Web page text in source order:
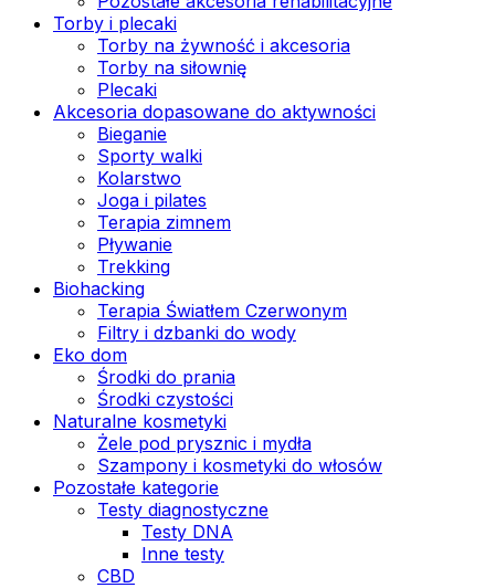
Torby i plecaki
Torby na żywność i akcesoria
Torby na siłownię
Plecaki
Akcesoria dopasowane do aktywności
Bieganie
Sporty walki
Kolarstwo
Joga i pilates
Terapia zimnem
Pływanie
Trekking
Biohacking
Terapia Światłem Czerwonym
Filtry i dzbanki do wody
Eko dom
Środki do prania
Środki czystości
Naturalne kosmetyki
Żele pod prysznic i mydła
Szampony i kosmetyki do włosów
Pozostałe kategorie
Testy diagnostyczne
Testy DNA
Inne testy
CBD